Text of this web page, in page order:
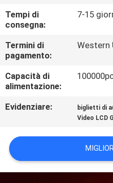
CONTATTICI
RICHIEDA
UNA
CITAZIONE
MAPPA
DEL
SITO
Tempi di
consegna:
7-15
Termini di
pagamento:
Western
Capacità di
alimentazione:
Evidenziare: biglietti di
Video LCD